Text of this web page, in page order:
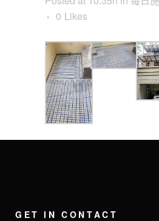
0 Likes
GET IN CONTACT